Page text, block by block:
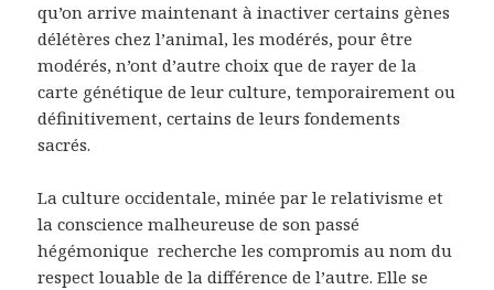
qu’on arrive maintenant à inactiver certains gènes
délétères chez l’animal, les modérés, pour être
modérés, n’ont d’autre choix que de rayer de la
carte génétique de leur culture, temporairement ou
définitivement, certains de leurs fondements
sacrés.
La culture occidentale, minée par le relativisme et
la conscience malheureuse de son passé
hégémonique recherche les compromis au nom du
respect louable de la différence de l’autre. Elle se